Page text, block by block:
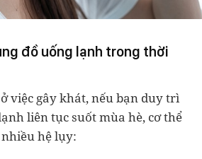
đồ uống lạnh trong thời
việc gây khát, nếu bạn duy trì
liên tục suốt mùa hè, cơ thể
hệ lụy: